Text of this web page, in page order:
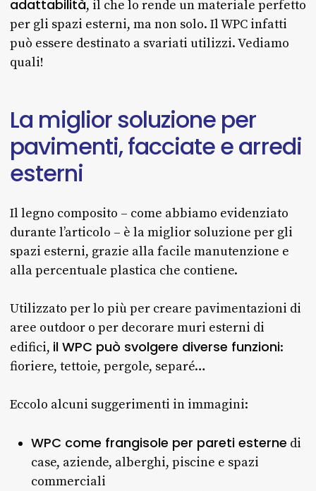
adattabilità, il che lo rende un materiale perfetto
per gli spazi esterni, ma non solo. Il WPC infatti
può essere destinato a svariati utilizzi. Vediamo
quali!
La migliorsoluzione per
pavimenti,facciateearredi
esterni
Il legno composito – come abbiamo evidenziato
durante l’articolo – è la miglior soluzione per gli
spazi esterni, grazie alla facile manutenzione e
alla percentuale plastica che contiene.
Utilizzato per lo più per creare pavimentazioni di
aree outdoor o per decorare muri esterni di
edifici, il WPC può svolgere diverse funzioni:
fioriere, tettoie, pergole, separé…
Eccolo alcuni suggerimenti in immagini:
WPC come frangisole per pareti esterne di
case, aziende, alberghi, piscine e spazi
commerciali